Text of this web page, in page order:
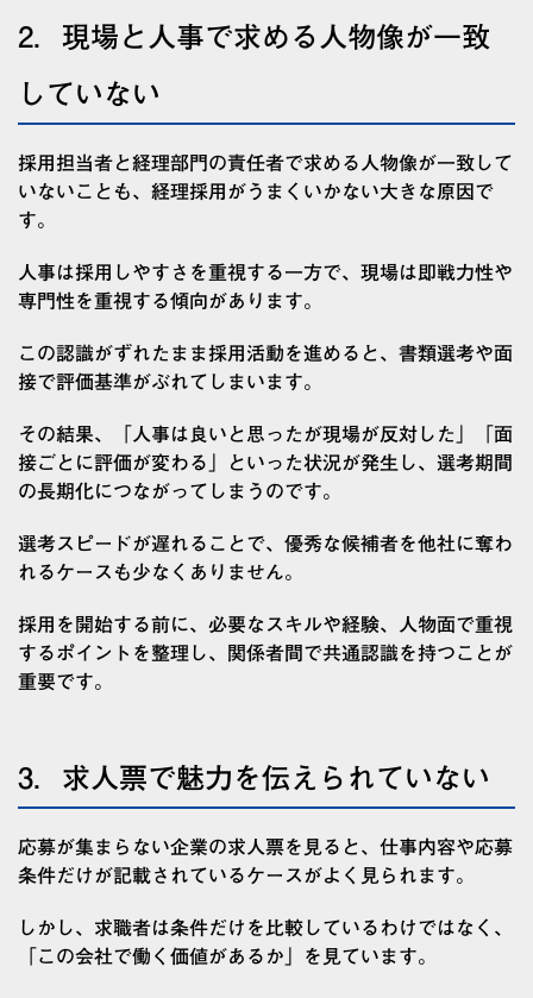
2．現場と人事で求める人物像が一致
していない
採用担当者と経理部門の責任者で求める人物像が一致して
いないことも、経理採用がうまくいかない大きな原因で
す。
人事は採用しやすさを重視する一方で、現場は即戦力性や
専門性を重視する傾向があります。
この認識がずれたまま採用活動を進めると、書類選考や面
接で評価基準がぶれてしまいます。
その結果、「人事は良いと思ったが現場が反対した」「面
接ごとに評価が変わる」といった状況が発生し、選考期間
の長期化につながってしまうのです。
選考スピードが遅れることで、優秀な候補者を他社に奪わ
れるケースも少なくありません。
採用を開始する前に、必要なスキルや経験、人物面で重視
するポイントを整理し、関係者間で共通認識を持つことが
重要です。
3．求人票で魅力を伝えられていない
応募が集まらない企業の求人票を見ると、仕事内容や応募
条件だけが記載されているケースがよく見られます。
しかし、求職者は条件だけを比較しているわけではなく、
「この会社で働く価値があるか」を見ています。